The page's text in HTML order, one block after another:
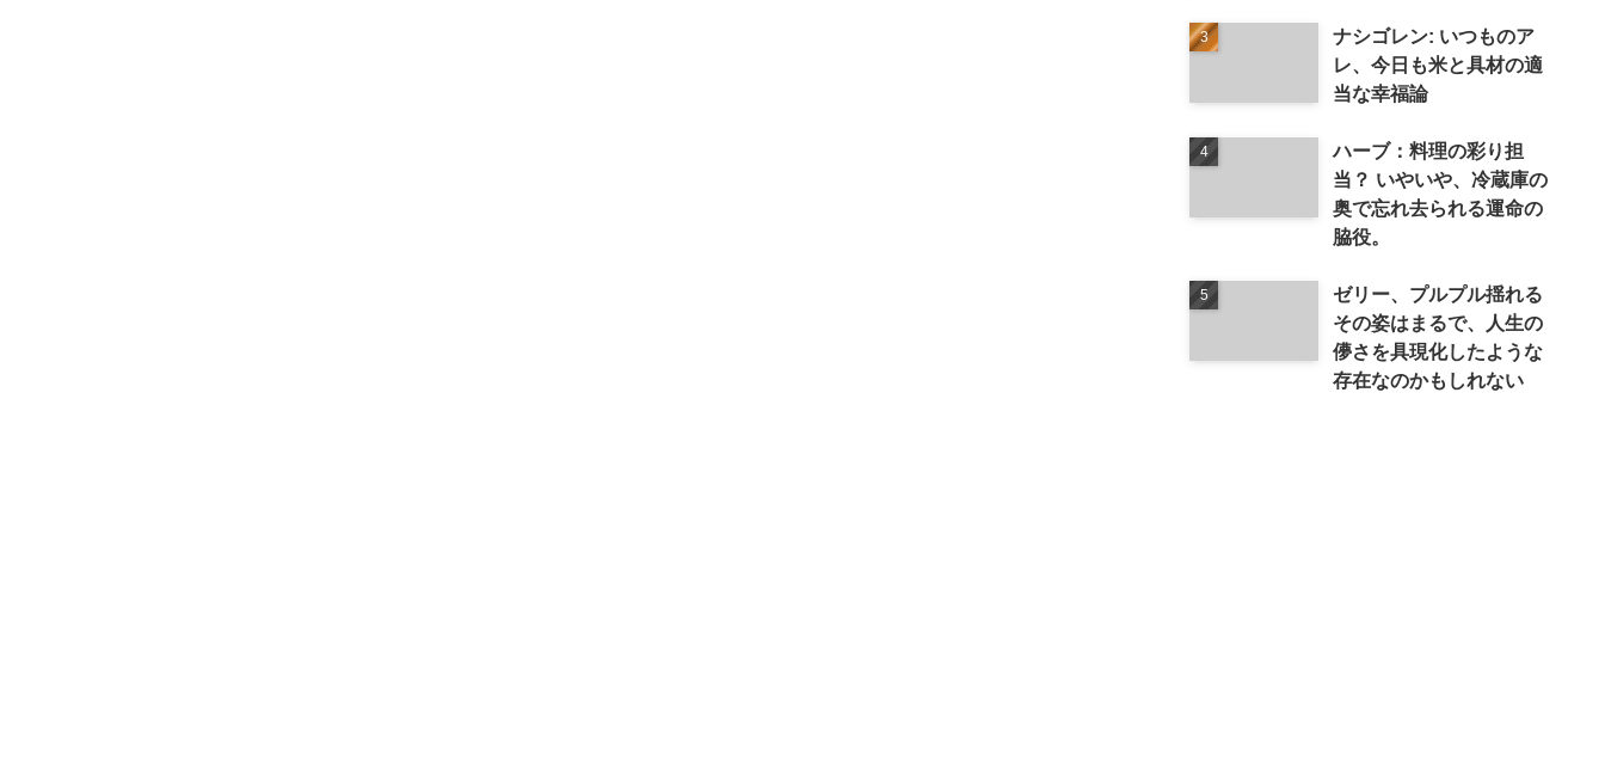
ナシゴレン: いつものア
レ、今日も米と具材の適
当な幸福論
ハーブ：料理の彩り担
当？ いやいや、冷蔵庫の
奥で忘れ去られる運命の
脇役。
ゼリー、プルプル揺れる
その姿はまるで、人生の
儚さを具現化したような
存在なのかもしれない